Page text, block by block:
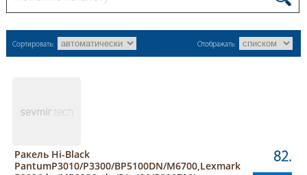
Сортировать: Отображать:
Ракель Hi-Black
PantumP3010/P3300/BP5100DN/M6700,Lexmark